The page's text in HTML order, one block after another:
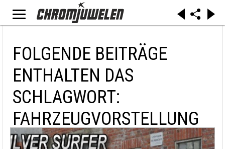
FOLGENDE BEITRÄGE
ENTHALTEN DAS
SCHLAGWORT:
FAHRZEUGVORSTELLUNG